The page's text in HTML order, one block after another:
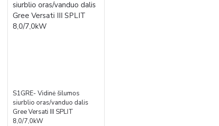
S1GRE- Vidinė šilumos
siurblio oras/vanduo dalis
Gree Versati III SPLIT
8,0/7,0kW